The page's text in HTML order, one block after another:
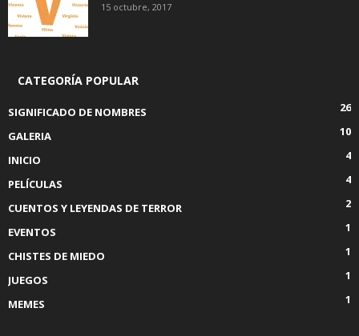
15 octubre, 2017
CATEGORÍA POPULAR
SIGNIFICADO DE NOMBRES
26
GALERIA
10
INICIO
4
PELÍCULAS
4
CUENTOS Y LEYENDAS DE TERROR
2
EVENTOS
1
CHISTES DE MIEDO
1
JUEGOS
1
MEMES
1